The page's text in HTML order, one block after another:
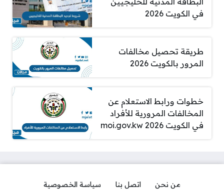
في الكويت 2026
طريقة تحصيل مخالفات
المرور بالكويت 2026
خطوات ورابط الاستعلام عن
المخالفات المرورية للأفراد
في الكويت 2026 moi.gov.kw
من نحن اتصل بنا سياسة الخصوصية